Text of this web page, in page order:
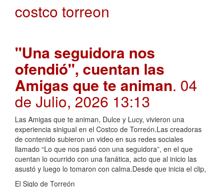
costco torreon
"Una seguidora nos
ofendió", cuentan las
Amigas que te animan. 04
de Julio, 2026 13:13
Las Amigas que te animan, Dulce y Lucy, vivieron una
experiencia sinigual en el Costco de Torreón.Las creadoras
de contenido subieron un video en sus redes sociales
llamado “Lo que nos pasó con una seguidora”, en el que
cuentan lo ocurrido con una fanática, acto que al inicio las
asustó y luego lo tomaron con calma.Desde que inicia el clip,
El Siglo de Torreón